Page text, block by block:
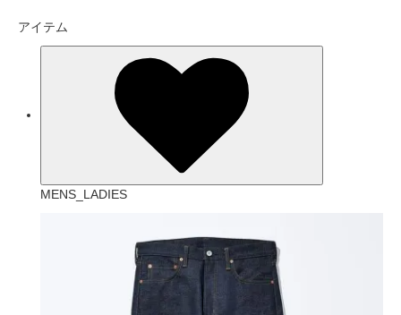
アイテム
MENS_LADIES